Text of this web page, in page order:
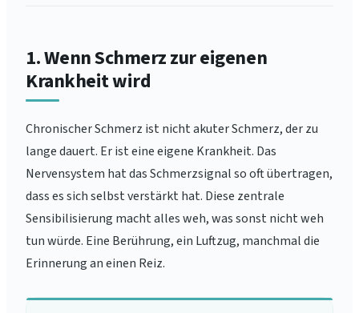
1. Wenn Schmerz zur eigenen
Krankheit wird
Chronischer Schmerz ist nicht akuter Schmerz, der zu
lange dauert. Er ist eine eigene Krankheit. Das
Nervensystem hat das Schmerzsignal so oft übertragen,
dass es sich selbst verstärkt hat. Diese zentrale
Sensibilisierung macht alles weh, was sonst nicht weh
tun würde. Eine Berührung, ein Luftzug, manchmal die
Erinnerung an einen Reiz.